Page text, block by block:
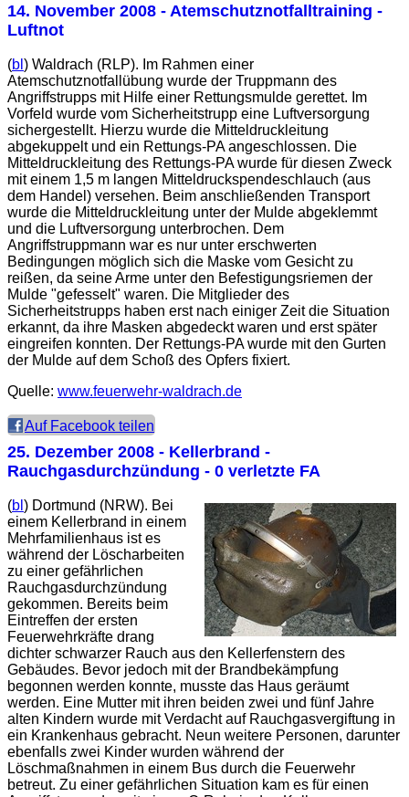
14. November 2008 - Atemschutznotfalltraining -
Luftnot
(bl ) Waldrach (RLP). Im Rahmen einer
Atemschutznotfallübung wurde der Truppmann des
Angriffstrupps mit Hilfe einer Rettungsmulde gerettet. Im
Vorfeld wurde vom Sicherheitstrupp eine Luftversorgung
sichergestellt. Hierzu wurde die Mitteldruckleitung
abgekuppelt und ein Rettungs-PA angeschlossen. Die
Mitteldruckleitung des Rettungs-PA wurde für diesen Zweck
mit einem 1,5 m langen Mitteldruckspendeschlauch (aus
dem Handel) versehen. Beim anschließenden Transport
wurde die Mitteldruckleitung unter der Mulde abgeklemmt
und die Luftversorgung unterbrochen. Dem
Angriffstruppmann war es nur unter erschwerten
Bedingungen möglich sich die Maske vom Gesicht zu
reißen, da seine Arme unter den Befestigungsriemen der
Mulde "gefesselt" waren. Die Mitglieder des
Sicherheitstrupps haben erst nach einiger Zeit die Situation
erkannt, da ihre Masken abgedeckt waren und erst später
eingreifen konnten. Der Rettungs-PA wurde mit den Gurten
der Mulde auf dem Schoß des Opfers fixiert.
Quelle: www.feuerwehr-waldrach.de
Auf Facebook teilen
25. Dezember 2008 - Kellerbrand -
Rauchgasdurchzündung - 0 verletzte FA
(bl ) Dortmund (NRW). Bei
einem Kellerbrand in einem
Mehrfamilienhaus ist es
während der Löscharbeiten
zu einer gefährlichen
Rauchgasdurchzündung
gekommen. Bereits beim
Eintreffen der ersten
Feuerwehrkräfte drang
dichter schwarzer Rauch aus den Kellerfenstern des
Gebäudes. Bevor jedoch mit der Brandbekämpfung
begonnen werden konnte, musste das Haus geräumt
werden. Eine Mutter mit ihren beiden zwei und fünf Jahre
alten Kindern wurde mit Verdacht auf Rauchgasvergiftung in
ein Krankenhaus gebracht. Neun weitere Personen, darunter
ebenfalls zwei Kinder wurden während der
Löschmaßnahmen in einem Bus durch die Feuerwehr
betreut. Zu einer gefährlichen Situation kam es für einen